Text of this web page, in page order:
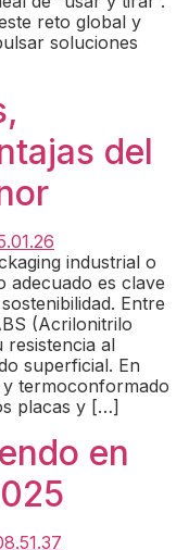
reto global y
soluciones
del
industrial o
adecuado es clave
Entre
(Acrilonitrilo
resistencia al
superficial. En
y termoconformado
placas y […]
en